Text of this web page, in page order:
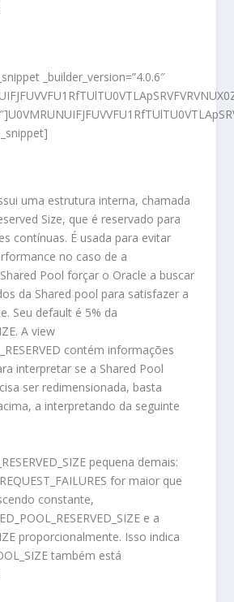
_builder_version=”4.0.6″
uma estrutura interna, chamada
Size, que é reservado para
contínuas. É usada para evitar
no caso de a
Pool forçar o Oracle a buscar
da Shared pool para satisfazer a
Seu default é 5% da
A view
contém informações
interpretar se a Shared Pool
ser redimensionada, basta
a interpretando da seguinte
pequena demais:
for maior que
constante,
e a
proporcionalmente. Isso indica
também está